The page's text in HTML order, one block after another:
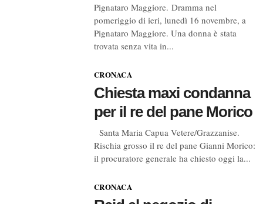
Pignataro Maggiore. Dramma nel
pomeriggio di ieri, lunedì 16 novembre, a
Pignataro Maggiore. Una donna è stata
trovata senza vita in...
CRONACA
Chiesta maxi condanna
per il re del pane Morico
Santa Maria Capua Vetere/Grazzanise.
Rischia grosso il re del pane Gianni Morico:
il procuratore generale ha chiesto oggi la...
CRONACA